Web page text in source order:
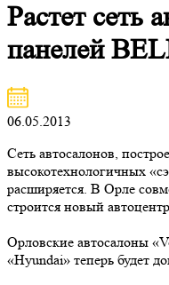
Растет сеть
панелей
06.05.2013
Сеть автосалонов,
высокотехнологичных
расширяется. В Орле
строится новый
Орловские автосалоны
«Hyundai» теперь будет